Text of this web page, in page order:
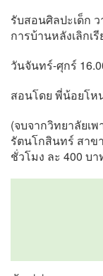
รับสอนศิลปะเด็ก
การบ้านหลังเลิกเ
วันจันทร์-ศุกร์
สอนโดย พี่น้อยโห
(จบจากวิทยาลัยเ
รัตนโกสินทร์ สาข
ชั่วโมง ละ 400 บา